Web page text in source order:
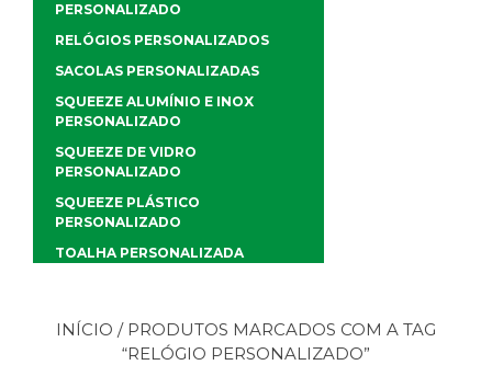
INÍCIO / PRODUTOS MARCADOS COM A TAG
“RELÓGIO PERSONALIZADO”
PERSONALIZADO
RELÓGIOS PERSONALIZADOS
SACOLAS PERSONALIZADAS
SQUEEZE ALUMÍNIO E INOX
PERSONALIZADO
SQUEEZE DE VIDRO
PERSONALIZADO
SQUEEZE PLÁSTICO
PERSONALIZADO
TOALHA PERSONALIZADA